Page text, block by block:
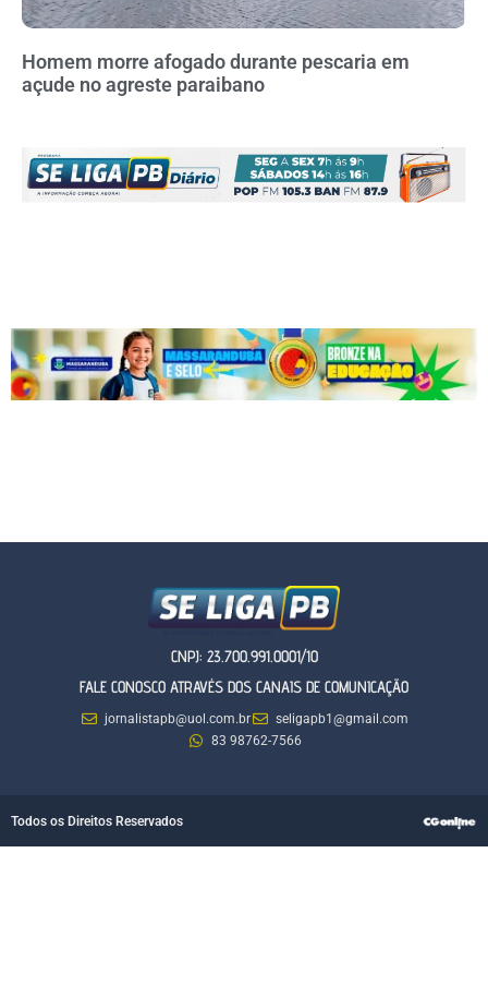
Homem morre afogado durante pescaria em
açude no agreste paraibano
CNPJ: 23.700.991.0001/10
FALE CONOSCO ATRAVÉS DOS CANAIS DE COMUNICAÇÃO
jornalistapb@uol.com.br
seligapb1@gmail.com
83 98762-7566
Todos os Direitos Reservados